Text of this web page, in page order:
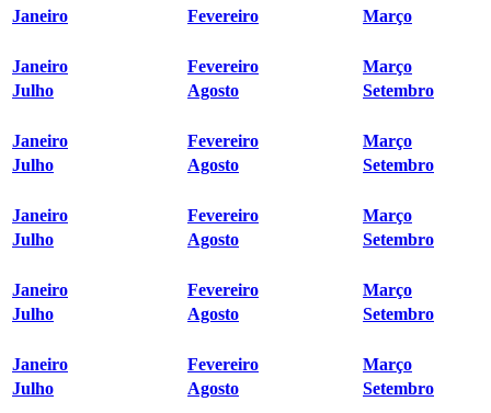
Janeiro Fevereiro Março
Janeiro Fevereiro
Março
Julho
Agosto Setembro
Janeiro Fevereiro
Março
Julho
Agosto Setembro
Janeiro Fevereiro
Março
Julho
Agosto Setembro
Janeiro Fevereiro
Março
Julho
Agosto Setembro
Janeiro Fevereiro
Março
Julho
Agosto Setembro